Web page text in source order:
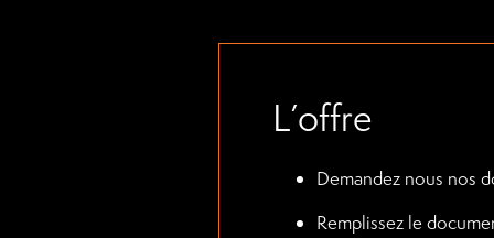
L’offre
Demandez nous nos
Remplissez le